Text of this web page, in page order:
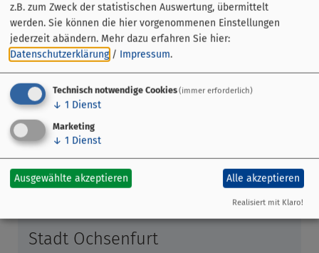
Tourist Information
Hauptstraße 39
97199 Ochsenfurt
Stadt Ochsenfurt
z.B. zum Zweck der statistischen Auswertung, übermittelt
werden. Sie können die hier vorgenommenen Einstellungen
jederzeit abändern. Mehr dazu erfahren Sie hier:
Datenschutzerklärung / Impressum.
Technisch notwendige Cookies(immer erforderlich)
↓ 1 Dienst
Marketing
↓ 1 Dienst
Ausgewählte akzeptieren Alle akzeptieren
Realisiert mit Klaro!